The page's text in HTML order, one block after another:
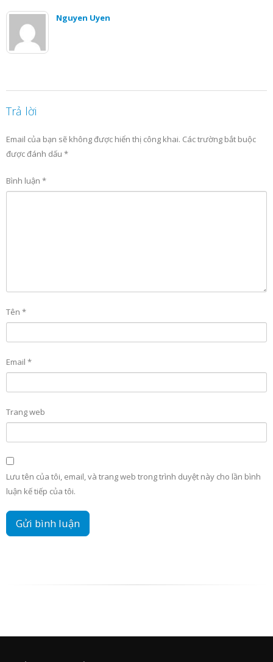
Nguyen Uyen
Trả lời
Email của bạn sẽ không được hiển thị công khai. Các trường bắt buộc
được đánh dấu *
Bình luận *
Tên *
Email *
Trang web
Lưu tên của tôi, email, và trang web trong trình duyệt này cho lần bình
luận kế tiếp của tôi.